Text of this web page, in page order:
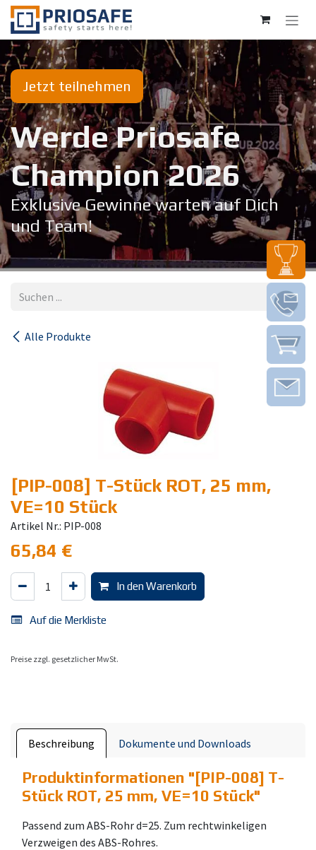
Zum Inhalt springen
Jetzt teilnehmen
Werde Priosafe
Champion 20​26
Exklusive Gewinne warten auf Dich
und Team!
Alle Produkte
[PIP-008] T-Stück ROT, 25 mm,
VE=10 Stück
Artikel Nr.: PIP-008
65,84 €
In den Warenkorb
Auf die Merkliste
Preise zzgl. gesetzlicher MwSt.
Beschreibung Dokumente und Downloads
Produktinformationen "[PIP-008] T-
Stück ROT, 25 mm, VE=10 Stück"
Passend zum ABS-Rohr d=25. Zum rechtwinkeligen
Verzweigen des ABS-Rohres.